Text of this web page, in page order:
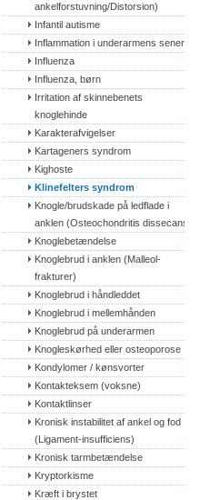
ankelforstuvning/Distorsion)
Infantil autisme
Inflammation i underarmens sener
Influenza
Influenza, børn
Irritation af skinnebenets
knoglehinde
Karakterafvigelser
Kartageners syndrom
Kighoste
Klinefelters syndrom
Knogle/brudskade på ledflade i
anklen (Osteochondritis dissecans)
Knoglebetændelse
Knoglebrud i anklen (Malleol-
frakturer)
Knoglebrud i håndleddet
Knoglebrud i mellemhånden
Knoglebrud på underarmen
Knogleskørhed eller osteoporose
Kondylomer / kønsvorter
Kontakteksem (voksne)
Kontaktlinser
Kronisk instabilitet af ankel og fod
(Ligament-insufficiens)
Kronisk tarmbetændelse
Kryptorkisme
Kræft i brystet